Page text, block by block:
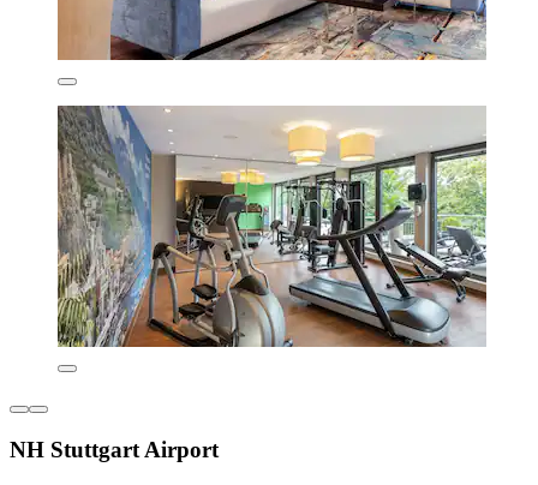
NH Stuttgart Airport